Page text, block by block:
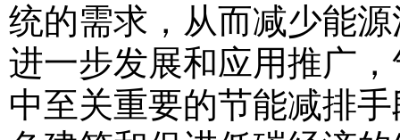
统的需求，从而减少能
进一步发展和应用推广
中至关重要的节能减排